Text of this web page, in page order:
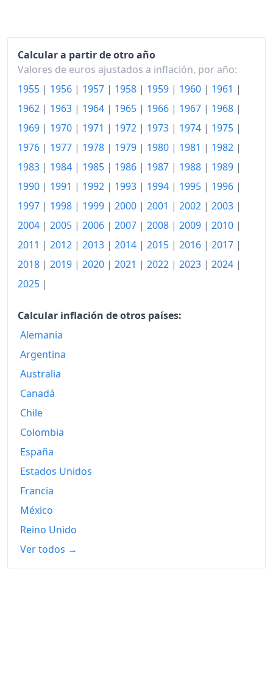
2017
112.61
2019
114.12
2020
114.10
2021
115.55
2022
124.60
2023
129.97
2024
133.11
136.22
2026-06
Calcular a partir de otro año
Valores de euros ajustados a inflación, por año:
1955 | 1956 | 1957 | 1958 | 1959 | 1960 | 1961 |
1962 | 1963 | 1964 | 1965 | 1966 | 1967 | 1968 |
1969 | 1970 | 1971 | 1972 | 1973 | 1974 | 1975 |
1976 | 1977 | 1978 | 1979 | 1980 | 1981 | 1982 |
1983 | 1984 | 1985 | 1986 | 1987 | 1988 | 1989 |
1990 | 1991 | 1992 | 1993 | 1994 | 1995 | 1996 |
1997 | 1998 | 1999 | 2000 | 2001 | 2002 | 2003 |
2004 | 2005 | 2006 | 2007 | 2008 | 2009 | 2010 |
2011 | 2012 | 2013 | 2014 | 2015 | 2016 | 2017 |
2018 | 2019 | 2020 | 2021 | 2022 | 2023 | 2024 |
2025 |
Calcular inflación de otros países:
Alemania
Argentina
Australia
Canadá
Chile
Colombia
España
Estados Unidos
Francia
México
Reino Unido
Ver todos →